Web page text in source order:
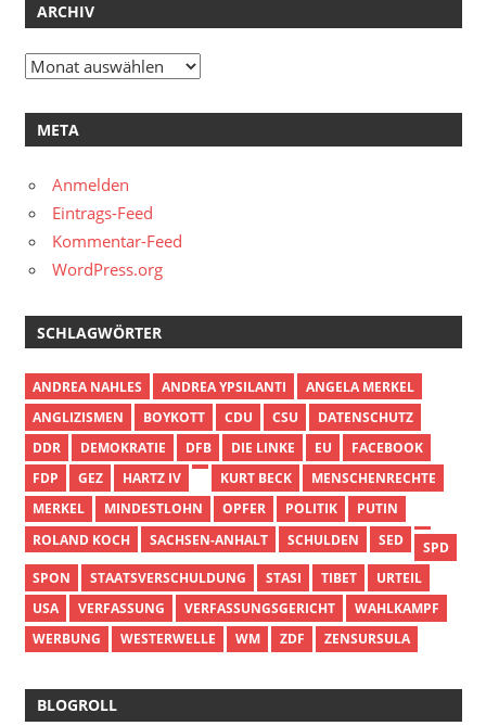
ARCHIV
Archiv
META
Anmelden
Eintrags-Feed
Kommentar-Feed
WordPress.org
SCHLAGWÖRTER
ANDREA NAHLES ANDREA YPSILANTI
ANGELA MERKEL
ANGLIZISMEN
BOYKOTT CDU CSU
DATENSCHUTZ
DDR
DEMOKRATIE DFB DIE LINKE EU
FACEBOOK
FDP
GEZ HARTZ IV KURT BECK
MENSCHENRECHTE
MERKEL
MINDESTLOHN OPFER POLITIK
PUTIN
ROLAND KOCH
SACHSEN-ANHALT SCHULDEN SED
SPD
SPON
STAATSVERSCHULDUNG STASI TIBET
URTEIL
USA
VERFASSUNG VERFASSUNGSGERICHT
WAHLKAMPF
WERBUNG
WESTERWELLE WM ZDF ZENSURSULA
BLOGROLL